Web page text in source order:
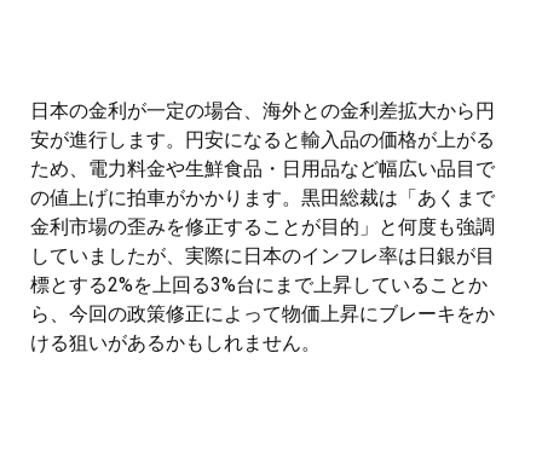
日本の金利が一定の場合、海外との金利差拡大から円
安が進行します。円安になると輸入品の価格が上がる
ため、電力料金や生鮮食品・日用品など幅広い品目で
の値上げに拍車がかかります。黒田総裁は「あくまで
金利市場の歪みを修正することが目的」と何度も強調
していましたが、実際に日本のインフレ率は日銀が目
標とする2%を上回る3%台にまで上昇していることか
ら、今回の政策修正によって物価上昇にブレーキをか
ける狙いがあるかもしれません。